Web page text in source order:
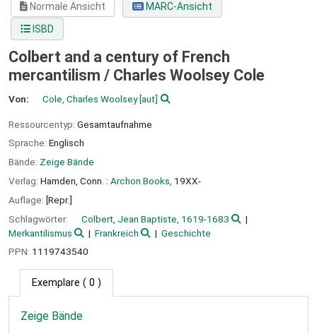
Normale Ansicht
MARC-Ansicht
ISBD
Colbert and a century of French
mercantilism / Charles Woolsey Cole
Von: Cole, Charles Woolsey[aut]
Ressourcentyp: Gesamtaufnahme
Sprache: Englisch
Bände: Zeige Bände
Verlag: Hamden, Conn. : Archon Books, 19XX-
Auflage: [Repr.]
Schlagwörter:
Colbert, Jean Baptiste, 1619-1683
Merkantilismus
Frankreich
Geschichte
PPN: 1119743540
Exemplare ( 0 )
Zeige Bände